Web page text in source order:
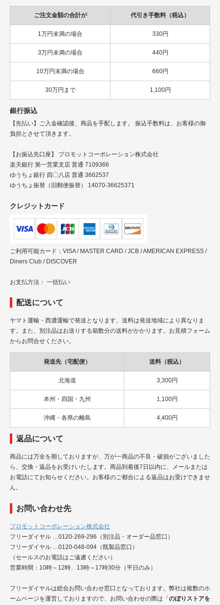
ご注文金額の合計が 代引き手数料（税込）
1万円未満の場合 330円
3万円未満の場合 440円
10万円未満の場合 660円
30万円まで 1,100円
銀行振込
【先払い】ご入金確認後、商品を手配します。 振込手数料は、お客様の御
負担とさせて頂きます。
【お振込先口座】 プロモットコーポレーション株式会社
楽天銀行 第一営業支店 普通 7109366
ゆうちょ銀行 四〇八店 普通 3662537
ゆうちょ振替（旧郵便振替） 14070-36625371
クレジットカード
ご利用可能カード：VISA / MASTER CARD / JCB / AMERICAN EXPRESS /
Diners Club / DISCOVER
お支払方法： 一括払い
配送について
ヤマト運輸・西濃運輸で発送となります。送料は発送地域により異なりま
す。また、別注品はお送りする箱数分の送料がかかります。お見積フォーム
からお問合せください。
発送先（宅配便） 送料（税込）
北海道 3,300円
本州・四国・九州 1,100円
沖縄・各県の離島 4,400円
返品について
商品には万全を期しておりますが、万が一商品の不良・破損がございました
ら、交換・返品をお受けいたします。商品到着後7日以内に、メールまたは
お電話にてお知らせください。お客様のご都合による返品はお受けできませ
ん。
お問い合わせ先
プロモットコーポレーション株式会社
フリーダイヤル …0120-269-296（別注品・オーダー品窓口）
フリーダイヤル …0120-048-094（既製品窓口）
（セールスのお電話はご遠慮ください）
営業時間：10時～12時、13時～17時30分（平日のみ）
フリーダイヤルは総合お問い合わせ窓口となっております。弊社は複数のホ
ームページを運営しておりますので、お問い合わせの際は「のぼりストアを